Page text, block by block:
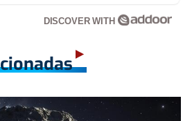
DISCOVER WITH